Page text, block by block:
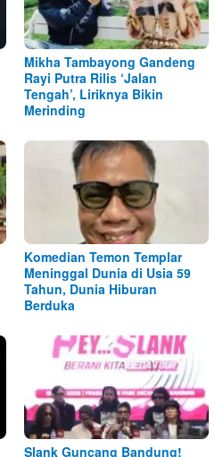
Mikha Tambayong Gandeng
Rayi Putra Rilis ‘Jalan
Tengah’, Liriknya Bikin
Merinding
Komedian Temon Templar
Meninggal Dunia di Usia 59
Tahun, Dunia Hiburan
Berduka
Slank Guncang Bandung!